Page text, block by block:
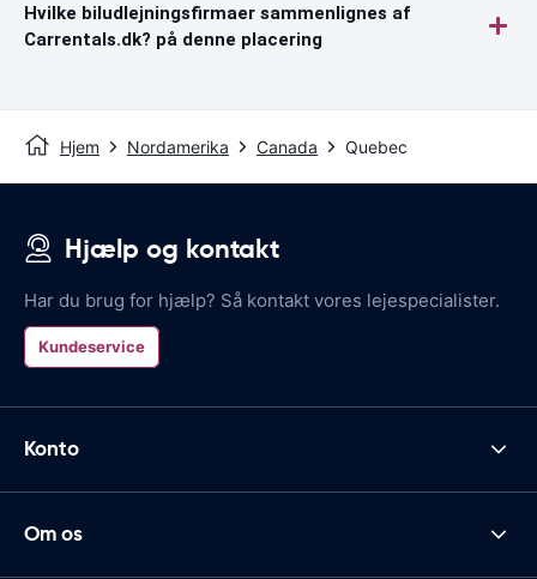
Hvilke biludlejningsfirmaer sammenlignes af
Carrentals.dk? på denne placering
Hjem Nordamerika Canada Quebec
Hjælp og kontakt
Har du brug for hjælp? Så kontakt vores lejespecialister.
Kundeservice
Konto
Om os